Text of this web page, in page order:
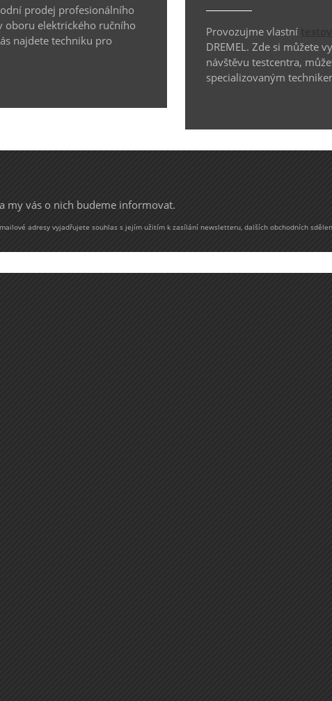
prodej profesionálního
oboru elektrického ručního
najdete techniku pro
Provozujme vlastní
DREMEL. Zde si můžete
návštěvu testcentra,
specializovaným
my vás o nich budeme informovat.
adresy vyjadřujete souhlas s jejím užitím k zasílání newsletteru, dalších obchodních